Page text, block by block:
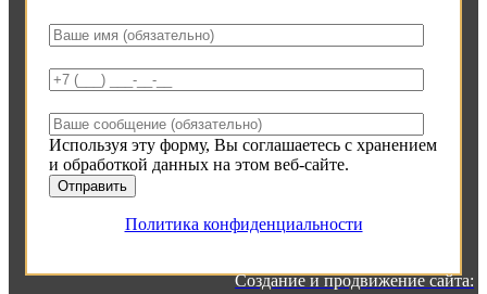
Используя эту форму, Вы соглашаетесь с хранением
и обработкой данных на этом веб-сайте.
Политика конфиденциальности
Создание и продвижение сайта: